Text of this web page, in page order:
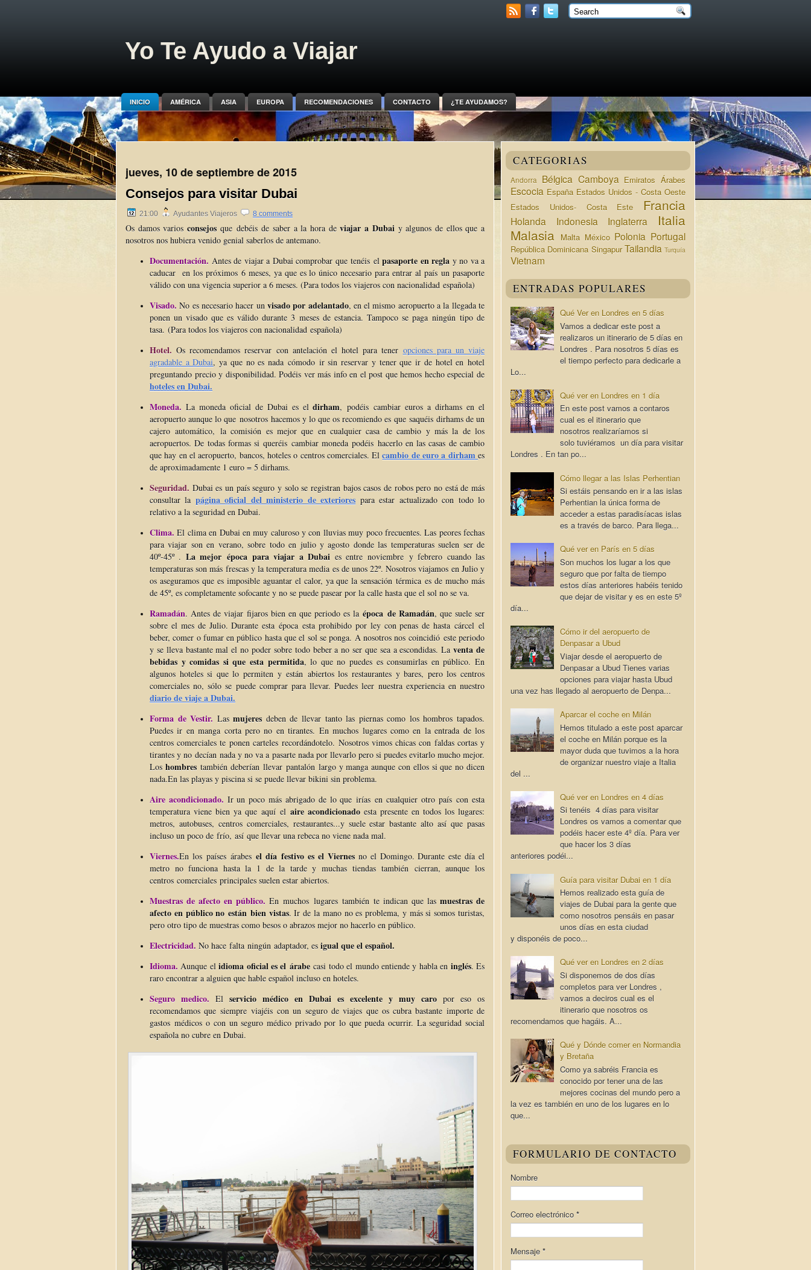
Yo Te Ayudo a Viajar
INICIO AMÉRICA ASIA EUROPA RECOMENDACIONES CONTACTO ¿TE AYUDAMOS?
jueves, 10 de septiembre de 2015
Consejos para visitar Dubai
21:00 Ayudantes Viajeros 8 comments
Os damos variosconsejos que debéis de saber a la hora deviajar a Dubaiy algunos de ellos que a
nosotros nos hubiera venido genial saberlos de antemano.
Documentación. Antes de viajar a Dubai comprobar que tenéis elpasaporte en regla y no va a
caducar en lospróximos 6 meses, ya que es lo único necesario para entrar alpaís un pasaporte
válido con una vigencia superior a 6 meses. (Para todos los viajeros con nacionalidad española)
Visado.No es necesario hacer unvisado por adelantado, en el mismo aeropuerto a la llegada te
ponen un visado que es válido durante 3 meses de estancia. Tampoco se paga ningún tipo de
tasa. (Para todos los viajeros con nacionalidad española)
Hotel. Os recomendamos reservar con antelación el hotel para tener opciones para un viaje
agradable a Dubai, ya que no es nada cómodo ir sin reservar y tener que ir de hotel en hotel
preguntando precio y disponibilidad. Podéis ver más info en el post que hemos hecho especial de
hoteles en Dubai.
Moneda. La moneda oficial de Dubai es eldirham, podéis cambiar euros a dirhams en el
aeropuerto aunque lo que nosotros hacemos y lo que os recomiendo es que saquéis dirhams de un
cajero automático, la comisión es mejor que en cualquier casa de cambio y más la de los
aeropuertos. De todas formas si queréis cambiar moneda podéis hacerlo en las casas de cambio
que hay en el aeropuerto, bancos, hoteles o centros comerciales. Elcambio de euro a dirham es
de aproximadamente 1 euro = 5 dirhams.
Seguridad. Dubai es un país seguro y solo se registran bajos casos de robos pero no está de más
consultar la página oficial del ministerio de exteriores para estar actualizado con todo lo
relativo a la seguridad en Dubai.
Clima. El clima en Dubai en muy caluroso y con lluvias muy poco frecuentes. Las peores fechas
para viajar son en verano, sobre todo en julio y agosto donde las temperaturas suelen ser de
40º-45º . La mejor época para viajar a Dubai es entre noviembre y febrero cuando las
temperaturas son más frescas y la temperatura media es de unos 22º. Nosotros viajamos en Julio y
os aseguramos que es imposible aguantar el calor, ya que la sensacióntérmica es de mucho más
de 45º, es completamente sofocante y no se puede pasear por la calle hasta que el sol no se va.
Ramadán. Antes de viajar fijaros bien en que periodo es la época de Ramadán, que suele ser
sobre el mes de Julio. Durante esta época esta prohibido por ley con penas de hasta cárcel el
beber, comer o fumar en público hasta que el sol se ponga. A nosotros nos coincidió este periodo
y se lleva bastante mal el no poder sobre todo beber a no ser que sea a escondidas. Laventa de
bebidas y comidas si que esta permitida, lo que no puedes es consumirlas en público. En
algunos hoteles si que lo permiten y están abiertos los restaurantes y bares, pero los centros
comerciales no, sólo se puede comprar para llevar. Puedes leer nuestra experiencia en nuestro
diario de viaje a Dubai.
Forma de Vestir. Lasmujeres deben de llevar tanto las piernas como los hombros tapados.
Puedes ir en manga corta pero no en tirantes. En muchos lugares como en la entrada de los
centros comerciales te ponen carteles recordándotelo. Nosotros vimos chicas con faldas cortas y
tirantes y no decían nada y no va a pasarte nada por llevarlo pero si puedes evitarlo mucho mejor.
Los hombrestambién deberían llevar pantalón largo y manga aunque con ellos si que no dicen
nada.En las playas y piscina si se puede llevar bikini sin problema.
Aire acondicionado. Ir un poco más abrigado de lo que irías en cualquier otro país con esta
temperatura viene bien ya que aquí el aire acondicionadoesta presente en todos los lugares:
metros, autobuses, centros comerciales, restaurantes...y suele estar bastante alto así que pasas
incluso un poco de frío, así que llevar una rebeca no viene nada mal.
Viernes.En los países árabes el día festivo es el Viernesno el Domingo. Durante este día el
metro no funciona hasta la 1 de la tarde y muchas tiendas también cierran, aunque los
centros comerciales principales suelen estar abiertos.
Muestras de afecto en público. En muchos lugares también te indican que las muestras de
afecto en público no están bien vistas. Ir de la mano no es problema, y más si somos turistas,
pero otro tipo de muestras como besos o abrazos mejor no hacerlo en público.
Electricidad. No hace falta ningún adaptador, es igual que el español.
Idioma. Aunque elidioma oficial es el árabecasi todo el mundo entiende y habla en inglés. Es
raro encontrar a alguien que hable español incluso en hoteles.
Seguro medico. El servicio médico en Dubai es excelente y muy caro por eso os
recomendamos que siempre viajéis con un seguro de viajes que os cubra bastante importe de
gastos médicos o con un seguro médico privado por lo que pueda ocurrir. La seguridad social
española no cubre en Dubai.
CATEGORIAS
Andorra Bélgica Camboya Emiratos Árabes
Escocia España Estados Unidos - Costa Oeste
Estados Unidos- Costa Este
Francia
Holanda Indonesia Inglaterra
Italia
Malasia
Malta México Polonia Portugal
República Dominicana Singapur Tailandia Turquía
Vietnam
ENTRADAS POPULARES
Qué Ver en Londres en 5 días
Vamos a dedicar este post a
realizaros un itinerario de 5 días en
Londres . Para nosotros 5 días es
el tiempo perfecto para dedicarle a
Lo...
Qué ver en Londres en 1 día
En este post vamos a contaros
cual es el itinerario que
nosotros realizaríamos si
solo tuviéramos un día para visitar
Londres . En tan po...
Cómo llegar a las Islas Perhentian
Si estáis pensando en ir a las islas
Perhentian la única forma de
acceder a estas paradisíacas islas
es a través de barco. Para llega...
Qué ver en París en 5 días
Son muchos los lugar a los que
seguro que por falta de tiempo
estos días anteriores habéis tenido
que dejar de visitar y es en este 5º
día...
Cómo ir del aeropuerto de
Denpasar a Ubud
Viajar desde el aeropuerto de
Denpasar a Ubud Tienes varias
opciones para viajar hasta Ubud
una vez has llegado al aeropuerto de Denpa...
Aparcar el coche en Milán
Hemos titulado a este post aparcar
el coche en Milán porque es la
mayor duda que tuvimos a la hora
de organizar nuestro viaje a Italia
del ...
Qué ver en Londres en 4 días
Si tenéis 4 días para visitar
Londres os vamos a comentar que
podéis hacer este 4º día. Para ver
que hacer los 3 días
anteriores podéi...
Guía para visitar Dubai en 1 día
Hemos realizado esta guía de
viajes de Dubai para la gente que
como nosotros pensáis en pasar
unos días en esta ciudad
y disponéis de poco...
Qué ver en Londres en 2 días
Si disponemos de dos días
completos para ver Londres ,
vamos a deciros cual es el
itinerario que nosotros os
recomendamos que hagáis. A...
Qué y Dónde comer en Normandia
y Bretaña
Como ya sabréis Francia es
conocido por tener una de las
mejores cocinas del mundo pero a
la vez es también en uno de los lugares en lo
que...
FORMULARIO DE CONTACTO
Nombre
Correo electrónico *
Mensaje *